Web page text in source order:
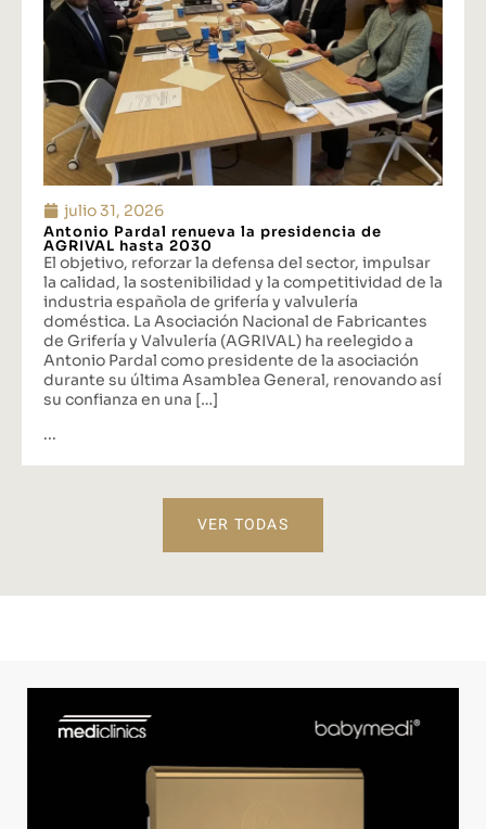
julio 31, 2026
Antonio Pardal renueva la presidencia de
AGRIVAL hasta 2030
El objetivo, reforzar la defensa del sector, impulsar
la calidad, la sostenibilidad y la competitividad de la
industria española de grifería y valvulería
doméstica. La Asociación Nacional de Fabricantes
de Grifería y Valvulería (AGRIVAL) ha reelegido a
Antonio Pardal como presidente de la asociación
durante su última Asamblea General, renovando así
su confianza en una […]
...
VER TODAS